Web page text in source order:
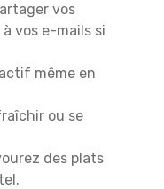
vos
vos e-mails si
même en
ou se
des plats